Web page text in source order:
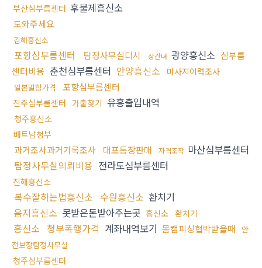
부산심부름센터 후불제흥신소
도와주세요
김해흥신소
포항심부름센터 탐정사무실디시 상간녀 광양흥신소 심부름
센터비용 춘천심부름센터 안양흥신소 마사지이력조사
일본밀항가격 포항심부름센터
진주심부름센터 가출찾기 유흥출입내역
청주흥신소
배트남청부
과거조사과거기록조사 대포통장판매 자격조작 마산심부름센터
탐정사무실의뢰비용 전라도심부름센터
진해흥신소
복수잘하는법흥신소 수원흥신소 환치기
음지흥신소 못받은돈받아주는곳 흥신소 환치기
흥신소 청부폭행가격 계좌내역보기 몸캠피싱협박받을때
안
전보장탐정사무실
청주심부름센터